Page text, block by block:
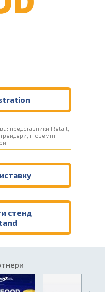
представники Retail,
іноземні
стенд